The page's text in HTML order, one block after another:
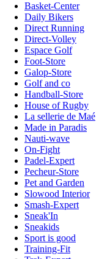
Basket-Center
Daily Bikers
Direct Running
Direct-Volley
Espace Golf
Foot-Store
Galop-Store
Golf and co
Handball-Store
House of Rugby
La sellerie de Maé
Made in Paradis
Nauti-wave
On-Fight
Padel-Expert
Pecheur-Store
Pet and Garden
Slowood Interior
Smash-Expert
Sneak'In
Sneakids
Sport is good
Training-Fit